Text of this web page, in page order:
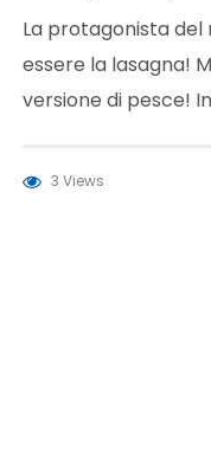
La protagonista
essere la lasagna!
versione di pesce!
3 Views